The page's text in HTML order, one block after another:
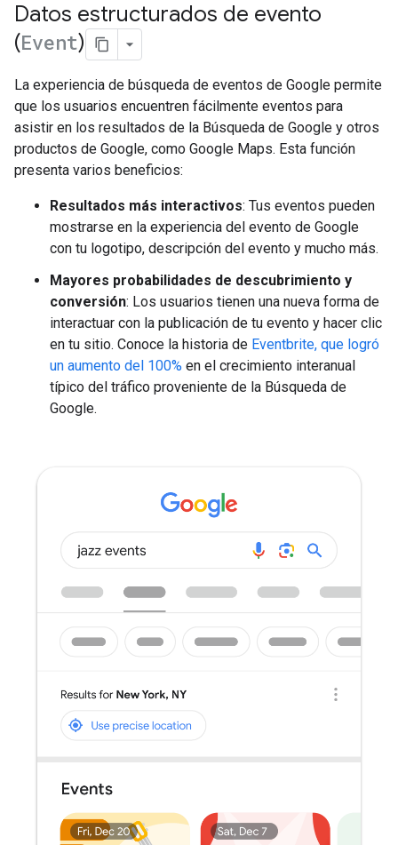
Datos estructurados de evento
(Event)
La experiencia de búsqueda de eventos de Google permite
que los usuarios encuentren fácilmente eventos para
asistir en los resultados de la Búsqueda de Google y otros
productos de Google, como Google Maps. Esta función
presenta varios beneficios:
Resultados más interactivos: Tus eventos pueden
mostrarse en la experiencia del evento de Google
con tu logotipo, descripción del evento y mucho más.
Mayores probabilidades de descubrimiento y
conversión: Los usuarios tienen una nueva forma de
interactuar con la publicación de tu evento y hacer clic
en tu sitio. Conoce la historia de Eventbrite, que logró
un aumento del 100% en el crecimiento interanual
típico del tráfico proveniente de la Búsqueda de
Google.